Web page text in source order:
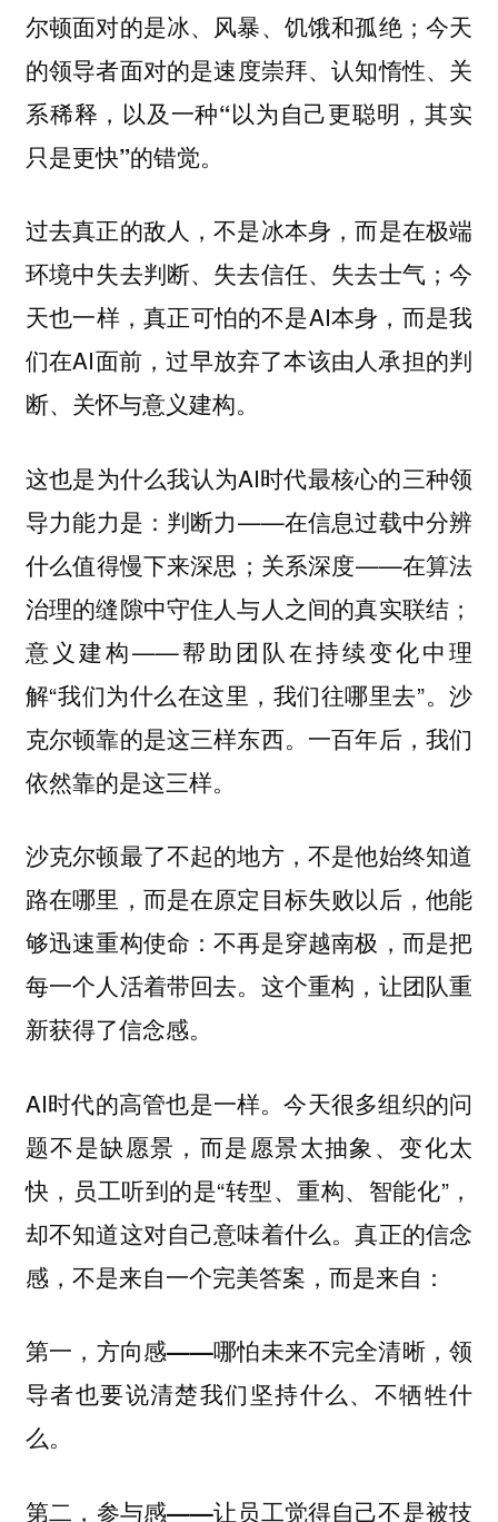
尔顿面对的是冰、风暴、饥饿和孤绝；今天
的领导者面对的是速度崇拜、认知惰性、关
系稀释，以及一种“以为自己更聪明，其实
只是更快”的错觉。
过去真正的敌人，不是冰本身，而是在极端
环境中失去判断、失去信任、失去士气；今
天也一样，真正可怕的不是AI本身，而是我
们在AI面前，过早放弃了本该由人承担的判
断、关怀与意义建构。
这也是为什么我认为AI时代最核心的三种领
导力能力是： 判断力——在信息过载中分辨
什么值得慢下来深思； 关系深度——在算法
治理的缝隙中守住人与人之间的真实联结；
意义建构——帮助团队在持续变化中理
解“我们为什么在这里，我们往哪里去”。沙
克尔顿靠的是这三样东西。一百年后，我们
依然靠的是这三样。
沙克尔顿最了不起的地方，不是他始终知道
路在哪里，而是在原定目标失败以后，他能
够迅速重构使命：不再是穿越南极，而是把
每一个人活着带回去。 这个重构，让团队重
新获得了信念感。
AI时代的高管也是一样。今天很多组织的问
题不是缺愿景，而是愿景太抽象、变化太
快，员工听到的是“转型、重构、智能化”，
却不知道这对自己意味着什么。真正的信念
感，不是来自一个完美答案，而是来自：
第一，方向感——哪怕未来不完全清晰，领
导者也要说清楚我们坚持什么、不牺牲什
么。
第二，参与感——让员工觉得自己不是被技